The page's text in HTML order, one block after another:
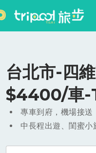
台北市-四
$4400/車-
專車到府，機場接送
中長程出遊、閨蜜小